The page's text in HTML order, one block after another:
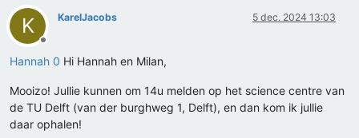
K
Offline
KarelJacobs 5 dec. 2024 13:03
Hannah 0 Hi Hannah en Milan,
Mooizo! Jullie kunnen om 14u melden op het science centre van
de TU Delft (van der burghweg 1, Delft), en dan kom ik jullie
daar ophalen!